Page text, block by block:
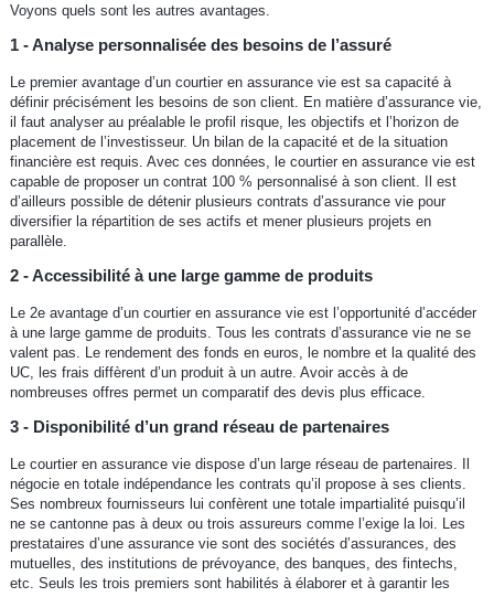
Voyons quels sont les autres avantages.
1 - Analyse personnalisée des besoins de l’assuré
Le premier avantage d’un courtier en assurance vie est sa capacité à
définir précisément les besoins de son client. En matière d’assurance vie,
il faut analyser au préalable le profil risque, les objectifs et l’horizon de
placement de l’investisseur. Un bilan de la capacité et de la situation
financière est requis. Avec ces données, le courtier en assurance vie est
capable de proposer un contrat 100 % personnalisé à son client. Il est
d’ailleurs possible de détenir plusieurs contrats d’assurance vie pour
diversifier la répartition de ses actifs et mener plusieurs projets en
parallèle.
2 - Accessibilité à une large gamme de produits
Le 2e avantage d’un courtier en assurance vie est l’opportunité d’accéder
à une large gamme de produits. Tous les contrats d’assurance vie ne se
valent pas. Le rendement des fonds en euros, le nombre et la qualité des
UC, les frais diffèrent d’un produit à un autre. Avoir accès à de
nombreuses offres permet un comparatif des devis plus efficace.
3 - Disponibilité d’un grand réseau de partenaires
Le courtier en assurance vie dispose d’un large réseau de partenaires. Il
négocie en totale indépendance les contrats qu’il propose à ses clients.
Ses nombreux fournisseurs lui confèrent une totale impartialité puisqu’il
ne se cantonne pas à deux ou trois assureurs comme l’exige la loi. Les
prestataires d’une assurance vie sont des sociétés d’assurances, des
mutuelles, des institutions de prévoyance, des banques, des fintechs,
etc. Seuls les trois premiers sont habilités à élaborer et à garantir les